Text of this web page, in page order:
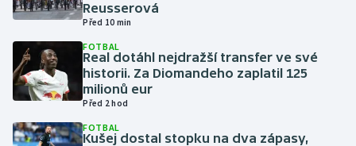
Házená
Jezdectví
Judo
Krasobruslení
Reusserová
Před 10 min
FOTBAL
Real dotáhl nejdražší transfer ve své
historii. Za Diomandeho zaplatil 125
milionů eur
Před 2 hod
FOTBAL
Kušej dostal stopku na dva zápasy,